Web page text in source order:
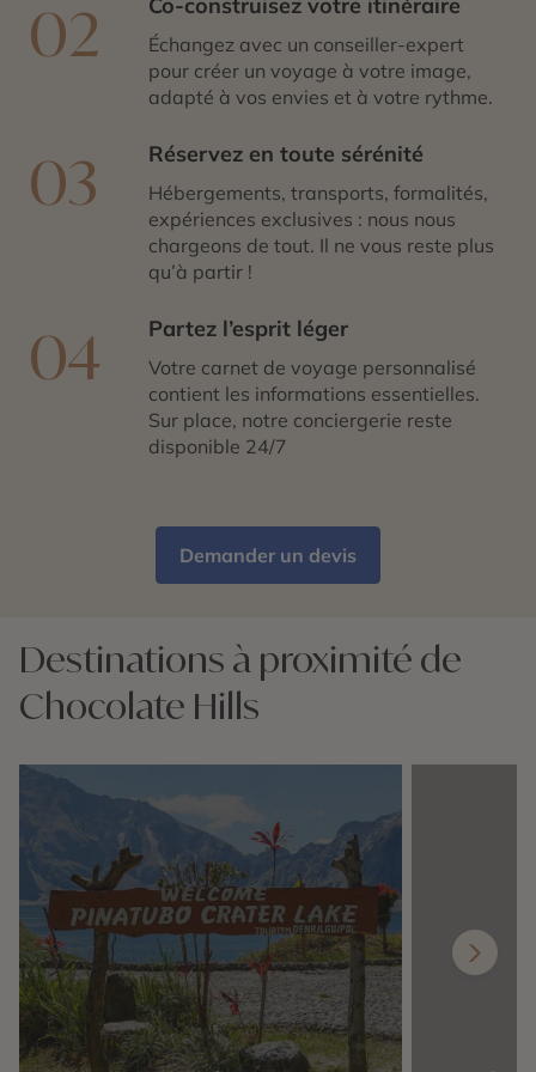
02 Co-construisez votre itinéraire
Échangez avec un conseiller-expert
pour créer un voyage à votre image,
adapté à vos envies et à votre rythme.
03 Réservez en toute sérénité
Hébergements, transports, formalités,
expériences exclusives : nous nous
chargeons de tout. Il ne vous reste plus
qu’à partir !
04 Partez l’esprit léger
Votre carnet de voyage personnalisé
contient les informations essentielles.
Sur place, notre conciergerie reste
disponible 24/7
Demander un devis
Destinations à proximité de
Chocolate Hills